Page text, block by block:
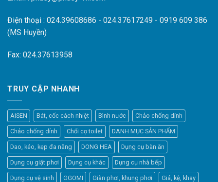
Điện thoại : 024.39608686 - 024.37617249 - 0919 609 386
(MS Huyền)
Fax: 024.37613958
TRUY CẬP NHANH
AISEN Bát, cốc cách nhiệt Bình nước Chảo chống dính
Chảo chống dính Chổi cọ toilet DANH MỤC SẢN PHẨM
Dao, kéo, kẹp đa năng DONG HEA Dụng cụ bàn ăn
Dụng cụ giặt phơi Dụng cụ khác Dụng cụ nhà bếp
Dụng cụ vệ sinh GGOMI Giàn phơi, khung phơi Giá, kệ, khay